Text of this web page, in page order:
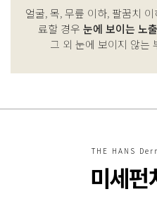
얼굴, 목, 무릎 이하, 팔꿈치
료할 경우 눈에 보이는 노
그 외 눈에 보이지 않는
THE HANS
미세펀